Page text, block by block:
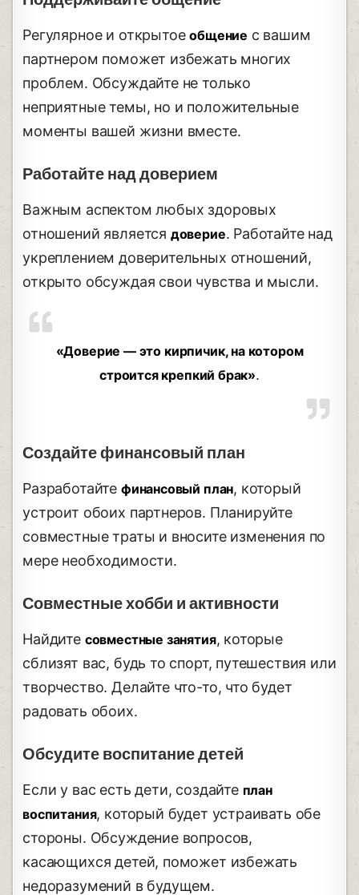
Регулярное и открытоеобщение с вашим
партнером поможет избежать многих
проблем. Обсуждайте не только
неприятные темы, но и положительные
моменты вашей жизни вместе.
Работайте над доверием
Важным аспектом любых здоровых
отношений является доверие. Работайте над
укреплением доверительных отношений,
открыто обсуждая свои чувства и мысли.
«Доверие — это кирпичик, на котором
строится крепкий брак».
Создайте финансовый план
Разработайте финансовый план, который
устроит обоих партнеров. Планируйте
совместные траты и вносите изменения по
мере необходимости.
Совместные хобби и активности
Найдите совместные занятия, которые
сблизят вас, будь то спорт, путешествия или
творчество. Делайте что-то, что будет
радовать обоих.
Обсудите воспитание детей
Если у вас есть дети, создайте план
воспитания, который будет устраивать обе
стороны. Обсуждение вопросов,
касающихся детей, поможет избежать
недоразумений в будущем.